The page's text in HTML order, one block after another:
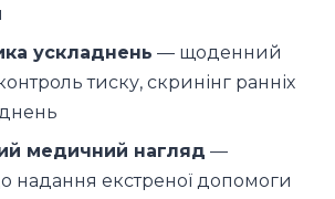
ускладнень — щоденний
тиску, скринінг ранніх
медичний нагляд —
надання екстреної допомоги